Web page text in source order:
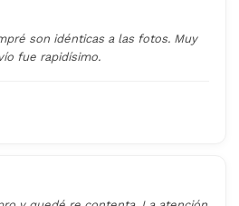
son idénticas a las fotos. Muy
fue rapidísimo.